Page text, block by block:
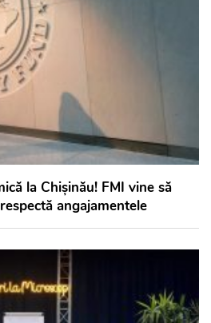
la Chișinău! FMI vine să
angajamentele